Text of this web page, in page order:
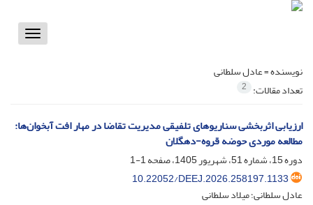
Toggle
نویسنده =عادل سلطانی
تعداد مقالات: 2
ارزیابی اثربخشی سناریوهای تلفیقی مدیریت تقاضا در مهار افت آبخوان‌ها:
مطالعه موردی حوضه قروه-دهگلان
دوره 15، شماره 51، شهریور 1405، صفحه
1-1
‎10.22052/DEEJ.2026.258197.1133
عادل سلطانی؛ میلاد سلطانی